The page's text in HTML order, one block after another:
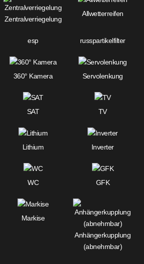
Zentralverriegelung
Allwetterreifen
esp russpartikelfilter
360° Kamera Servolenkung
SAT TV
Lithium Inverter
WC GFK
Markise
Anhängerkupplung
(abnehmbar)